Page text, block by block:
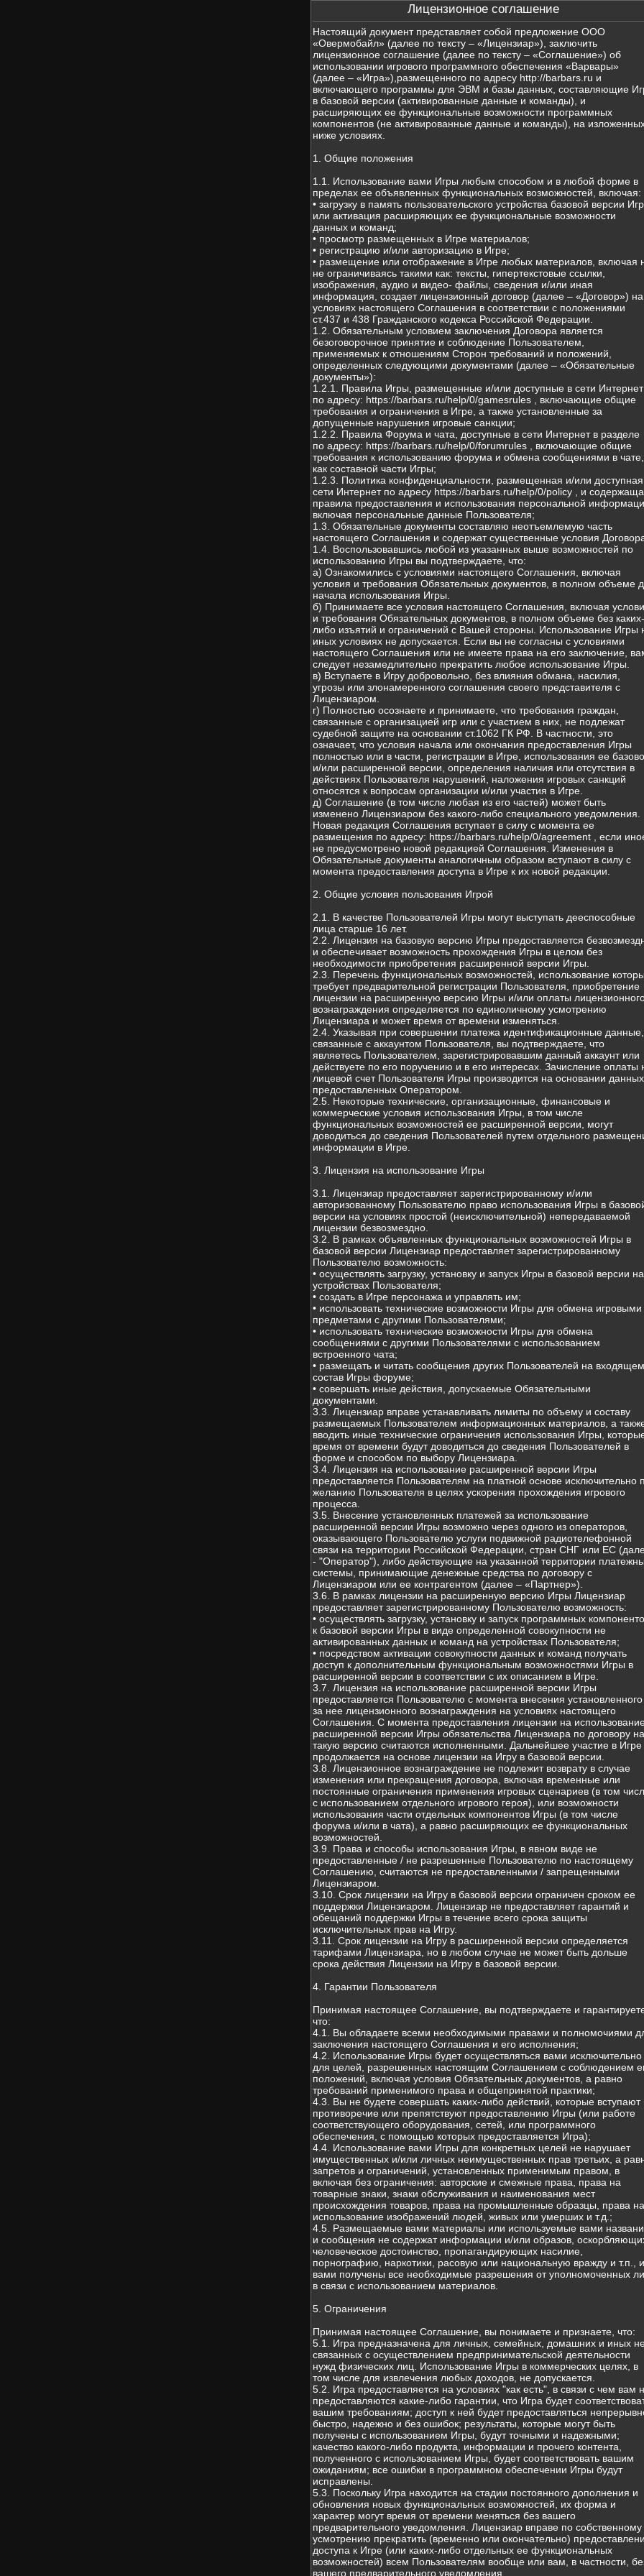
Лицензионное соглашение
Настоящий документ представляет собой предложение ООО
«Овермобайл» (далее по тексту – «Лицензиар»), заключить
лицензионное соглашение (далее по тексту – «Соглашение») об
использовании игрового программного обеспечения «Варвары»
(далее – «Игра»),размещенного по адресу http://barbars.ru и
включающего программы для ЭВМ и базы данных, составляющие
в базовой версии (активированные данные и команды), и
расширяющих ее функциональные возможности программных
компонентов (не активированные данные и команды), на
ниже условиях.
1. Общие положения
1.1. Использование вами Игры любым способом и в любой форме в
пределах ее объявленных функциональных возможностей, включая:
• загрузку в память пользовательского устройства базовой версии
или активация расширяющих ее функциональные возможности
данных и команд;
• просмотр размещенных в Игре материалов;
• регистрацию и/или авторизацию в Игре;
• размещение или отображение в Игре любых материалов, включая
не ограничиваясь такими как: тексты, гипертекстовые ссылки,
изображения, аудио и видео- файлы, сведения и/или иная
информация, создает лицензионный договор (далее – «Договор») на
условиях настоящего Соглашения в соответствии с положениями
ст.437 и 438 Гражданского кодекса Российской Федерации.
1.2. Обязательным условием заключения Договора является
безоговорочное принятие и соблюдение Пользователем,
применяемых к отношениям Сторон требований и положений,
определенных следующими документами (далее – «Обязательные
документы»):
1.2.1. Правила Игры, размещенные и/или доступные в сети Интернет
по адресу: https://barbars.ru/help/0/gamesrules , включающие общие
требования и ограничения в Игре, а также установленные за
допущенные нарушения игровые санкции;
1.2.2. Правила Форума и чата, доступные в сети Интернет в разделе
по адресу: https://barbars.ru/help/0/forumrules , включающие общие
требования к использованию форума и обмена сообщениями в чате,
как составной части Игры;
1.2.3. Политика конфиденциальности, размещенная и/или
сети Интернет по адресу https://barbars.ru/help/0/policy , и
правила предоставления и использования персональной
включая персональные данные Пользователя;
1.3. Обязательные документы составляю неотъемлемую часть
настоящего Соглашения и содержат существенные условия
1.4. Воспользовавшись любой из указанных выше возможностей по
использованию Игры вы подтверждаете, что:
а) Ознакомились с условиями настоящего Соглашения, включая
условия и требования Обязательных документов, в полном объеме
начала использования Игры.
б) Принимаете все условия настоящего Соглашения, включая
и требования Обязательных документов, в полном объеме без каких-
либо изъятий и ограничений с Вашей стороны. Использование Игры
иных условиях не допускается. Если вы не согласны с условиями
настоящего Соглашения или не имеете права на его заключение,
следует незамедлительно прекратить любое использование Игры.
в) Вступаете в Игру добровольно, без влияния обмана, насилия,
угрозы или злонамеренного соглашения своего представителя с
Лицензиаром.
г) Полностью осознаете и принимаете, что требования граждан,
связанные с организацией игр или с участием в них, не подлежат
судебной защите на основании ст.1062 ГК РФ. В частности, это
означает, что условия начала или окончания предоставления Игры
полностью или в части, регистрации в Игре, использования ее
и/или расширенной версии, определения наличия или отсутствия в
действиях Пользователя нарушений, наложения игровых санкций
относятся к вопросам организации и/или участия в Игре.
д) Соглашение (в том числе любая из его частей) может быть
изменено Лицензиаром без какого-либо специального уведомления.
Новая редакция Соглашения вступает в силу с момента ее
размещения по адресу: https://barbars.ru/help/0/agreement , если
не предусмотрено новой редакцией Соглашения. Изменения в
Обязательные документы аналогичным образом вступают в силу с
момента предоставления доступа в Игре к их новой редакции.
2. Общие условия пользования Игрой
2.1. В качестве Пользователей Игры могут выступать дееспособные
лица старше 16 лет.
2.2. Лицензия на базовую версию Игры предоставляется
и обеспечивает возможность прохождения Игры в целом без
необходимости приобретения расширенной версии Игры.
2.3. Перечень функциональных возможностей, использование
требует предварительной регистрации Пользователя, приобретение
лицензии на расширенную версию Игры и/или оплаты
вознаграждения определяется по единоличному усмотрению
Лицензиара и может время от времени изменяться.
2.4. Указывая при совершении платежа идентификационные данные,
связанные с аккаунтом Пользователя, вы подтверждаете, что
являетесь Пользователем, зарегистрировавшим данный аккаунт или
действуете по его поручению и в его интересах. Зачисление оплаты
лицевой счет Пользователя Игры производится на основании данных,
предоставленных Оператором.
2.5. Некоторые технические, организационные, финансовые и
коммерческие условия использования Игры, в том числе
функциональных возможностей ее расширенной версии, могут
доводиться до сведения Пользователей путем отдельного
информации в Игре.
3. Лицензия на использование Игры
3.1. Лицензиар предоставляет зарегистрированному и/или
авторизованному Пользователю право использования Игры в
версии на условиях простой (неисключительной) непередаваемой
лицензии безвозмездно.
3.2. В рамках объявленных функциональных возможностей Игры в
базовой версии Лицензиар предоставляет зарегистрированному
Пользователю возможность:
• осуществлять загрузку, установку и запуск Игры в базовой версии на
устройствах Пользователя;
• создать в Игре персонажа и управлять им;
• использовать технические возможности Игры для обмена игровыми
предметами с другими Пользователями;
• использовать технические возможности Игры для обмена
сообщениями с другими Пользователями с использованием
встроенного чата;
• размещать и читать сообщения других Пользователей на
состав Игры форуме;
• совершать иные действия, допускаемые Обязательными
документами.
3.3. Лицензиар вправе устанавливать лимиты по объему и составу
размещаемых Пользователем информационных материалов, а
вводить иные технические ограничения использования Игры,
время от времени будут доводиться до сведения Пользователей в
форме и способом по выбору Лицензиара.
3.4. Лицензия на использование расширенной версии Игры
предоставляется Пользователям на платной основе исключительно
желанию Пользователя в целях ускорения прохождения игрового
процесса.
3.5. Внесение установленных платежей за использование
расширенной версии Игры возможно через одного из операторов,
оказывающего Пользователю услуги подвижной радиотелефонной
связи на территории Российской Федерации, стран СНГ или ЕС
- "Оператор"), либо действующие на указанной территории
системы, принимающие денежные средства по договору с
Лицензиаром или ее контрагентом (далее – «Партнер»).
3.6. В рамках лицензии на расширенную версию Игры Лицензиар
предоставляет зарегистрированному Пользователю возможность:
• осуществлять загрузку, установку и запуск программных
к базовой версии Игры в виде определенной совокупности не
активированных данных и команд на устройствах Пользователя;
• посредством активации совокупности данных и команд получать
доступ к дополнительным функциональным возможностями Игры в
расширенной версии в соответствии с их описанием в Игре.
3.7. Лицензия на использование расширенной версии Игры
предоставляется Пользователю с момента внесения установленного
за нее лицензионного вознаграждения на условиях настоящего
Соглашения. С момента предоставления лицензии на
расширенной версии Игры обязательства Лицензиара по договору на
такую версию считаются исполненными. Дальнейшее участие в Игре
продолжается на основе лицензии на Игру в базовой версии.
3.8. Лицензионное вознаграждение не подлежит возврату в случае
изменения или прекращения договора, включая временные или
постоянные ограничения применения игровых сценариев (в том
с использованием отдельного игрового героя), или возможности
использования части отдельных компонентов Игры (в том числе
форума и/или в чата), а равно расширяющих ее функциональных
возможностей.
3.9. Права и способы использования Игры, в явном виде не
предоставленные / не разрешенные Пользователю по настоящему
Соглашению, считаются не предоставленными / запрещенными
Лицензиаром.
3.10. Срок лицензии на Игру в базовой версии ограничен сроком ее
поддержки Лицензиаром. Лицензиар не предоставляет гарантий и
обещаний поддержки Игры в течение всего срока защиты
исключительных прав на Игру.
3.11. Срок лицензии на Игру в расширенной версии определяется
тарифами Лицензиара, но в любом случае не может быть дольше
срока действия Лицензии на Игру в базовой версии.
4. Гарантии Пользователя
Принимая настоящее Соглашение, вы подтверждаете и
что:
4.1. Вы обладаете всеми необходимыми правами и полномочиями
заключения настоящего Соглашения и его исполнения;
4.2. Использование Игры будет осуществляться вами исключительно
для целей, разрешенных настоящим Соглашением с соблюдением
положений, включая условия Обязательных документов, а равно
требований применимого права и общепринятой практики;
4.3. Вы не будете совершать каких-либо действий, которые вступают
противоречие или препятствуют предоставлению Игры (или работе
соответствующего оборудования, сетей, или программного
обеспечения, с помощью которых предоставляется Игра);
4.4. Использование вами Игры для конкретных целей не нарушает
имущественных и/или личных неимущественных прав третьих, а
запретов и ограничений, установленных применимым правом, в
включая без ограничения: авторские и смежные права, права на
товарные знаки, знаки обслуживания и наименования мест
происхождения товаров, права на промышленные образцы, права на
использование изображений людей, живых или умерших и т.д.;
4.5. Размещаемые вами материалы или используемые вами
и сообщения не содержат информации и/или образов,
человеческое достоинство, пропагандирующих насилие,
порнографию, наркотики, расовую или национальную вражду и т.п., и
вами получены все необходимые разрешения от уполномоченных
в связи с использованием материалов.
5. Ограничения
Принимая настоящее Соглашение, вы понимаете и признаете, что:
5.1. Игра предназначена для личных, семейных, домашних и иных
связанных с осуществлением предпринимательской деятельности
нужд физических лиц. Использование Игры в коммерческих целях, в
том числе для извлечения любых доходов, не допускается.
5.2. Игра предоставляется на условиях "как есть", в связи с чем вам
предоставляются какие-либо гарантии, что Игра будет
вашим требованиям; доступ к ней будет предоставляться
быстро, надежно и без ошибок; результаты, которые могут быть
получены с использованием Игры, будут точными и надежными;
качество какого-либо продукта, информации и прочего контента,
полученного с использованием Игры, будет соответствовать вашим
ожиданиям; все ошибки в программном обеспечении Игры будут
исправлены.
5.3. Поскольку Игра находится на стадии постоянного дополнения и
обновления новых функциональных возможностей, их форма и
характер могут время от времени меняться без вашего
предварительного уведомления. Лицензиар вправе по собственному
усмотрению прекратить (временно или окончательно)
доступа к Игре (или каких-либо отдельных ее функциональных
возможностей) всем Пользователям вообще или вам, в частности,
вашего предварительного уведомления.